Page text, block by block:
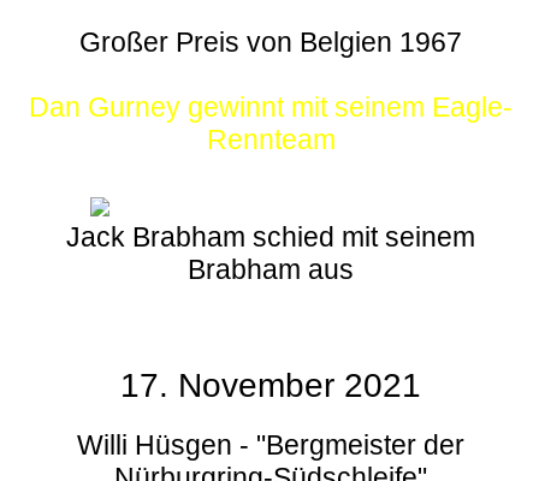
Großer Preis von Belgien 1967
Dan Gurney gewinnt mit seinem Eagle-
Rennteam
Jack Brabham schied mit seinem
Brabham aus
17. November 2021
Willi Hüsgen - "Bergmeister der